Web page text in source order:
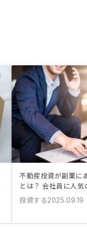
不動産投資が副業に
とは？ 会社員に人
投資する2025.09.19